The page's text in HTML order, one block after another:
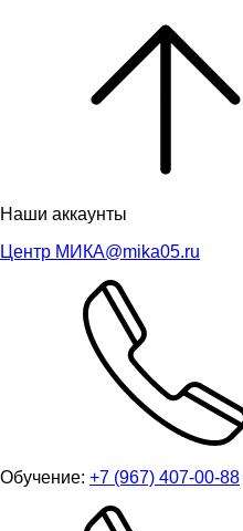
Наши аккаунты
Центр МИКА@mika05.ru
Обучение: +7 (967) 407-00-88